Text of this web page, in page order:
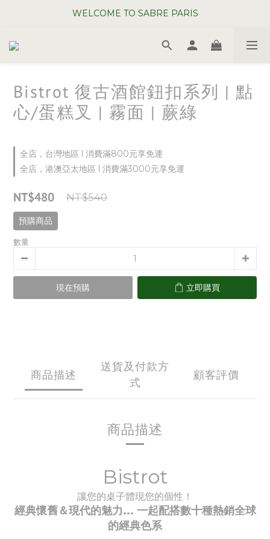
WELCOME TO SABRE PARIS
WELCOME TO SABRE PARIS
夏日年中慶全館 88 折
Bistrot 復古酒館鈕扣系列 | 點
心/蛋糕叉 | 霧面 | 蕨綠
全店，台灣地區 l 消費滿800元享免運
全店，港澳亞太地區 l 消費滿3000元享免運
NT$480 NT$540
預購商品
數量
現在預購 立即購買
商品描述
送貨及付款方
式
顧客評價
商品描述
Bistrot
讓您的桌子體現您的個性！
經典懷舊＆現代的魅力... 一起配搭數十種熱銷全球
的經典色系